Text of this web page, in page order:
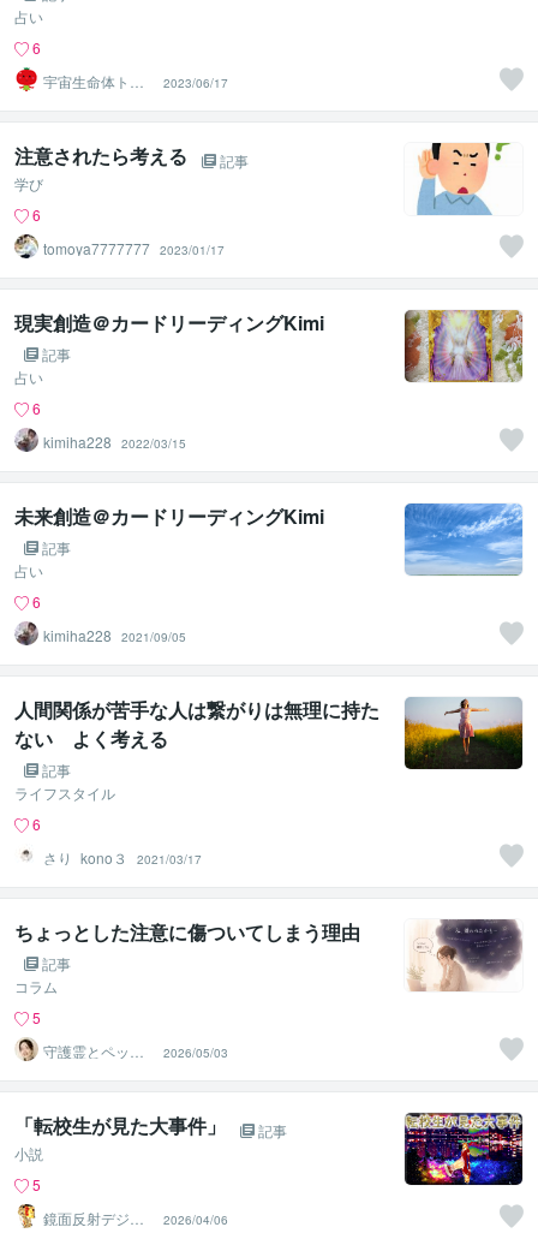
占い
6
宇宙生命体トマ
トちゃん
2023/06/17
注意されたら考える
記事
学び
6
tomoya7777777 2023/01/17
現実創造＠カードリーディングKimi
記事
占い
6
kimiha228
2022/03/15
未来創造＠カードリーディングKimi
記事
占い
6
kimiha228
2021/09/05
人間関係が苦手な人は繋がりは無理に持た
ない よく考える
記事
ライフスタイル
6
さり_kono３
2021/03/17
ちょっとした注意に傷ついてしまう理由
記事
コラム
5
守護霊とペット
の通訳者 まりあ
2026/05/03
「転校生が見た大事件」
記事
小説
5
鏡面反射デジタ
ルアート製作所
2026/04/06